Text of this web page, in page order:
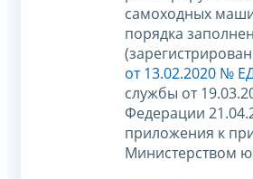
самоходных
порядка
от 13.02.2020 №
службы от
Федерации
приложения к
Министерством